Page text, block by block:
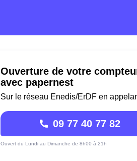
Ouverture de votre
avec papernest
Sur le réseau Enedis/ErDF en
09 77 40 77 82
Ouvert du Lundi au Dimanche de 8h00 à 21h